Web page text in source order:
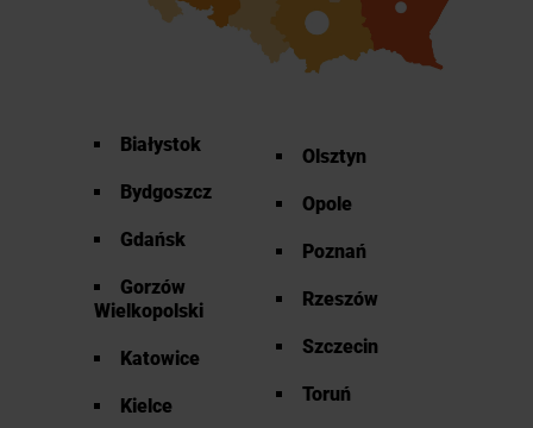
Białystok
Bydgoszcz
Gdańsk
Gorzów
Wielkopolski
Katowice
Kielce
Olsztyn
Opole
Poznań
Rzeszów
Szczecin
Toruń